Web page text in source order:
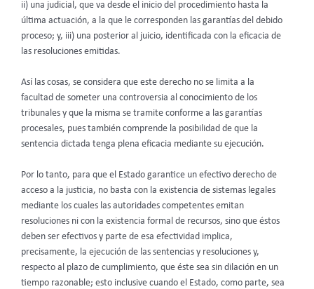
ii) una judicial, que va desde el inicio del procedimiento hasta la
última actuación, a la que le corresponden las garantías del debido
proceso; y, iii) una posterior al juicio, identificada con la eficacia de
las resoluciones emitidas.
Así las cosas, se considera que este derecho no se limita a la
facultad de someter una controversia al conocimiento de los
tribunales y que la misma se tramite conforme a las garantías
procesales, pues también comprende la posibilidad de que la
sentencia dictada tenga plena eficacia mediante su ejecución.
Por lo tanto, para que el Estado garantice un efectivo derecho de
acceso a la justicia, no basta con la existencia de sistemas legales
mediante los cuales las autoridades competentes emitan
resoluciones ni con la existencia formal de recursos, sino que éstos
deben ser efectivos y parte de esa efectividad implica,
precisamente, la ejecución de las sentencias y resoluciones y,
respecto al plazo de cumplimiento, que éste sea sin dilación en un
tiempo razonable; esto inclusive cuando el Estado, como parte, sea